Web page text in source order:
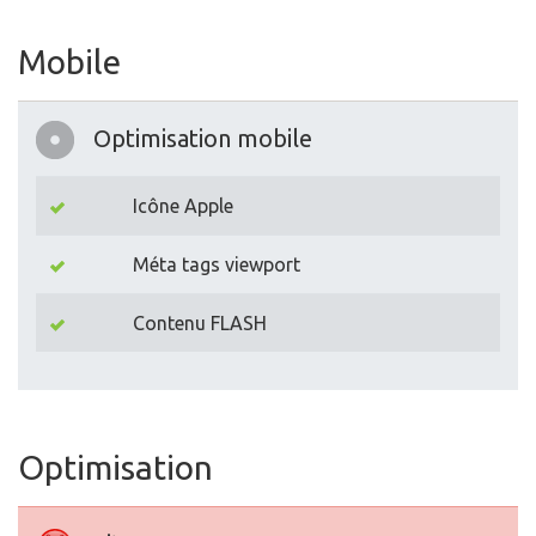
Mobile
Optimisation mobile
Icône Apple
Méta tags viewport
Contenu FLASH
Optimisation